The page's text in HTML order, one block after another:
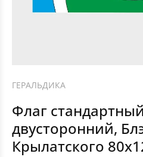
ГЕРАЛЬДИКА
Флаг стандартный
двусторонний,
Крылатского